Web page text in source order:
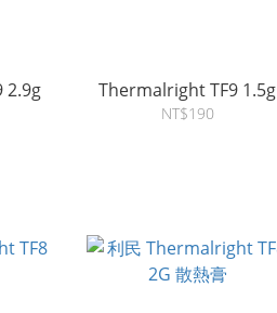
2.9g Thermalright TF9 1.5g
NT$190